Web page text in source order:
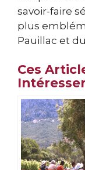
savoir-faire
plus
Pauillac et
Ces
Intéresser